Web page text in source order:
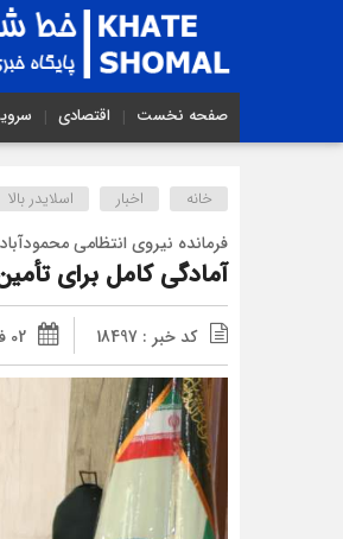
صفحه نخست اقتصادی
خانه اخبار اسلایدر بالا
فرمانده نیروی انتظامی
آمادگی کامل برای تأمین
کد خبر : 18497 02 فروردین 1404 - 0:29